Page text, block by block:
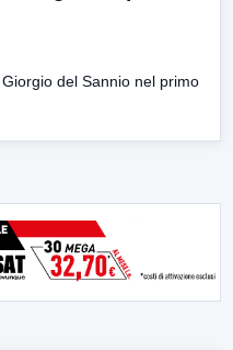
del Sannio nel primo